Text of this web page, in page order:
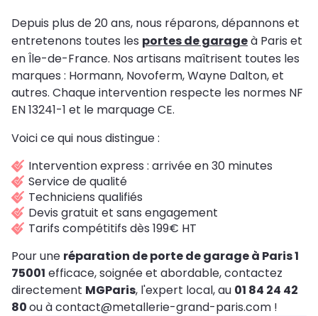
Depuis plus de 20 ans, nous réparons, dépannons et
entretenons toutes les portes de garageà Paris et
en Île-de-France. Nos artisans maîtrisent toutes les
marques : Hormann, Novoferm, Wayne Dalton, et
autres. Chaque intervention respecte les normes NF
EN 13241-1 et le marquage CE.
Voici ce qui nous distingue :
Intervention express : arrivée en 30 minutes
Service de qualité
Techniciens qualifiés
Devis gratuit et sans engagement
Tarifs compétitifs dès 199€ HT
Pour une réparation de porte de garage à Paris 1
75001 efficace, soignée et abordable, contactez
directement MGParis, l'expert local, au 01 84 24 42
80ou à contact@metallerie-grand-paris.com !